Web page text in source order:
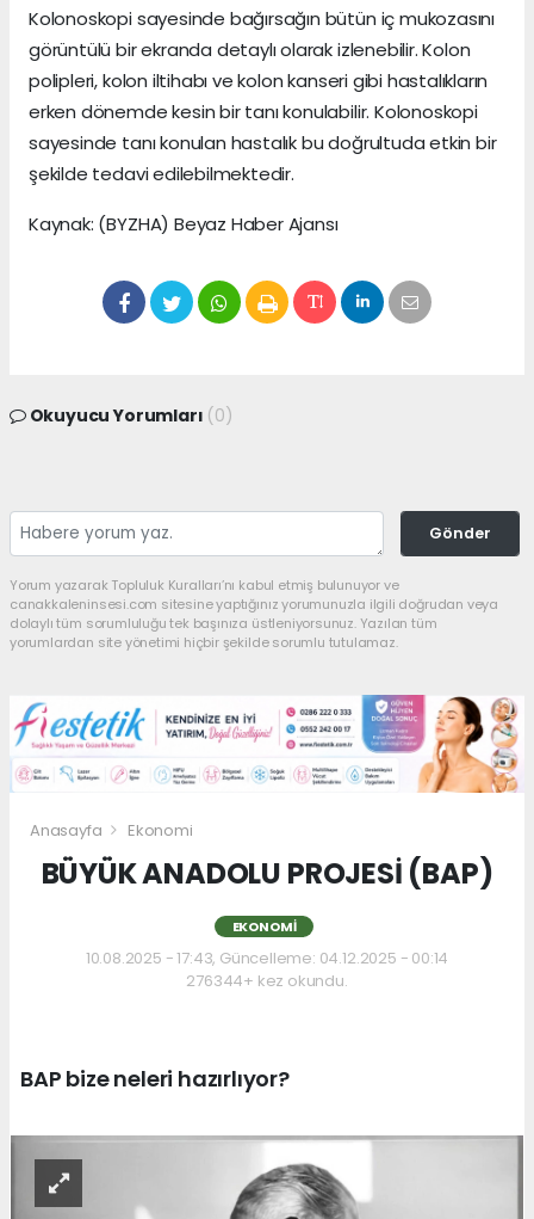
Kolonoskopi sayesinde bağırsağın bütün iç mukozasını
görüntülü bir ekranda detaylı olarak izlenebilir. Kolon
polipleri, kolon iltihabı ve kolon kanseri gibi hastalıkların
erken dönemde kesin bir tanı konulabilir. Kolonoskopi
sayesinde tanı konulan hastalık bu doğrultuda etkin bir
şekilde tedavi edilebilmektedir.
Kaynak: (BYZHA) Beyaz Haber Ajansı
Okuyucu Yorumları (0)
Gönder
Yorum yazarak Topluluk Kuralları’nı kabul etmiş bulunuyor ve
canakkaleninsesi.com sitesine yaptığınız yorumunuzla ilgili doğrudan veya
dolaylı tüm sorumluluğu tek başınıza üstleniyorsunuz. Yazılan tüm
yorumlardan site yönetimi hiçbir şekilde sorumlu tutulamaz.
Anasayfa Ekonomi
BÜYÜK ANADOLU PROJESİ (BAP)
EKONOMI
10.08.2025 - 17:43, Güncelleme: 04.12.2025 - 00:14
276344+ kez okundu.
BAP bize neleri hazırlıyor?